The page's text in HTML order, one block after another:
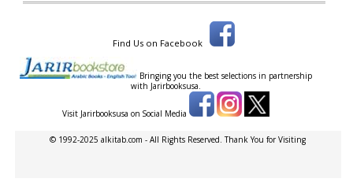
Find Us on Facebook
Bringing you the best selections in partnership
with Jarirbooksusa.
Visit Jarirbooksusa on Social Media
© 1992-2025 alkitab.com - All Rights Reserved. Thank You for Visiting